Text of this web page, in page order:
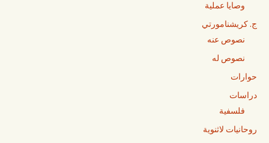
وصايا عملية
ج. كريشنامورتي
نصوص عنه
نصوص له
حوارات
دراسات
فلسفية
روحانيات لاثنوية